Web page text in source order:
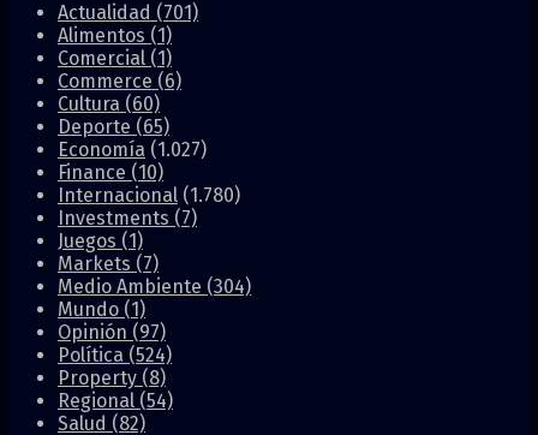
Actualidad (701)
Alimentos (1)
Comercial (1)
Commerce (6)
Cultura (60)
Deporte (65)
Economía (1.027)
Finance (10)
Internacional (1.780)
Investments (7)
Juegos (1)
Markets (7)
Medio Ambiente (304)
Mundo (1)
Opinión (97)
Política (524)
Property (8)
Regional (54)
Salud (82)